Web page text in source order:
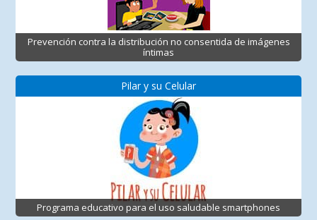
Prevención contra la distribución no consentida de imágenes
íntimas
Pilar y su Celular
Programa educativo para el uso saludable smartphones